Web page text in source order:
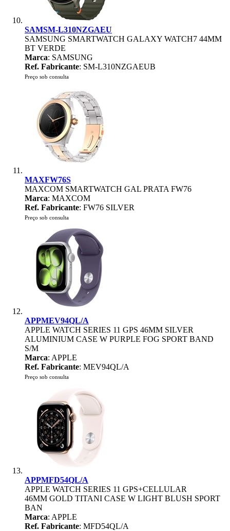
SAMSM-L310NZGAEU
SAMSUNG SMARTWATCH GALAXY WATCH7 44MM
BT VERDE
Marca: SAMSUNG
Ref. Fabricante: SM-L310NZGAEUB
Preço sob consulta
MAXFW76S
MAXCOM SMARTWATCH GAL PRATA FW76
Marca: MAXCOM
Ref. Fabricante: FW76 SILVER
Preço sob consulta
APPMEV94QL/A
APPLE WATCH SERIES 11 GPS 46MM SILVER
ALUMINIUM CASE W PURPLE FOG SPORT BAND
S/M
Marca: APPLE
Ref. Fabricante: MEV94QL/A
Preço sob consulta
APPMFD54QL/A
APPLE WATCH SERIES 11 GPS+CELLULAR
46MM GOLD TITANI CASE W LIGHT BLUSH SPORT
BAN
Marca: APPLE
Ref. Fabricante: MFD54QL/A